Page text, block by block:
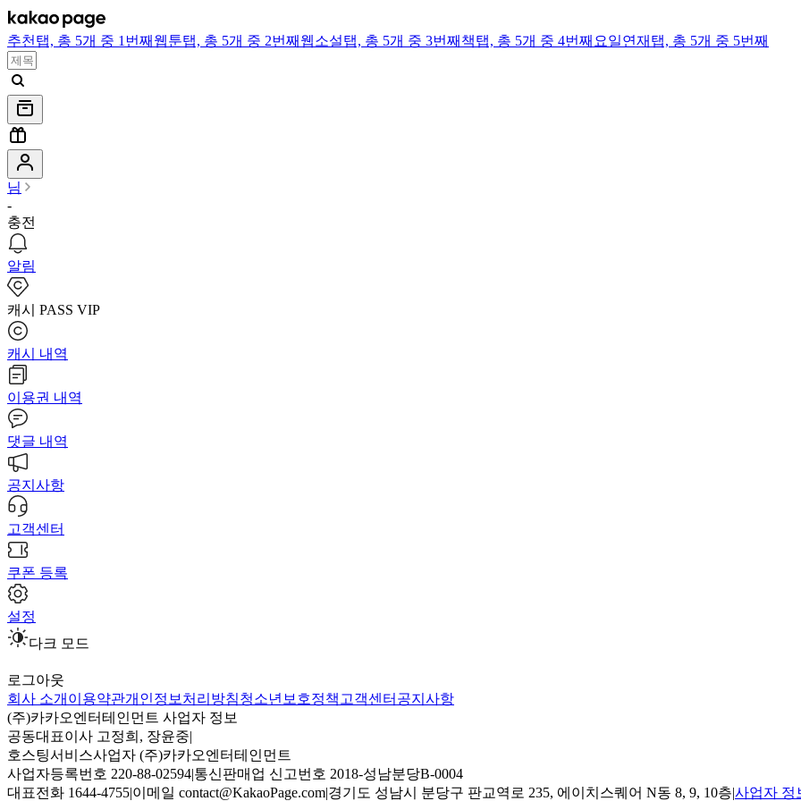
추천 탭, 총 5개 중 1번째 웹툰탭, 총 5개 중 2번째 웹소설탭, 총 5개 중 3번째 책탭, 총 5개 중 4번째 요일연재 탭, 총 5개 중 5번째
님
-
충전
알림
캐시 PASS VIP
캐시 내역
이용권 내역
댓글 내역
공지사항
고객센터
쿠폰 등록
설정
다크 모드
로그아웃
회사 소개 이용약관개인정보처리방침청소년보호정책 고객센터 공지사항
(주)카카오엔터테인먼트 사업자 정보
공동대표이사 고정희, 장윤중|
호스팅서비스사업자 (주)카카오엔터테인먼트
사업자등록번호 220-88-02594|통신판매업 신고번호 2018-성남분당B-0004
대표전화 1644-4755|이메일 contact@KakaoPage.com|경기도 성남시 분당구 판교역로 235, 에이치스퀘어 N동 8, 9, 10층|사업자 정